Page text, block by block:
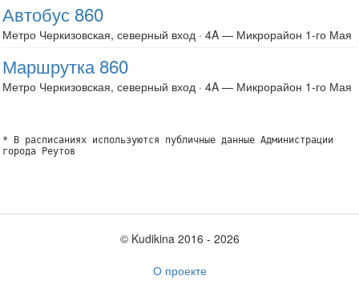
Автобус 860
Метро Черкизовская, северный вход · 4A — Микрорайон 1-го Мая
Маршрутка 860
Метро Черкизовская, северный вход · 4A — Микрорайон 1-го Мая
* В расписаниях используются публичные данные Администрации
города Реутов
© Kudikina 2016 ‐ 2026
О проекте